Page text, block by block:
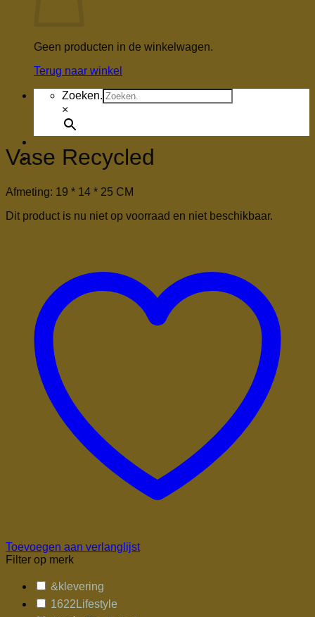
Geen producten in de winkelwagen.
Terug naar winkel
Zoeken.
×
Vase Recycled
Afmeting: 19 * 14 * 25 CM
Dit product is nu niet op voorraad en niet beschikbaar.
Toevoegen aan verlanglijst
Filter op merk
&klevering
1622Lifestyle